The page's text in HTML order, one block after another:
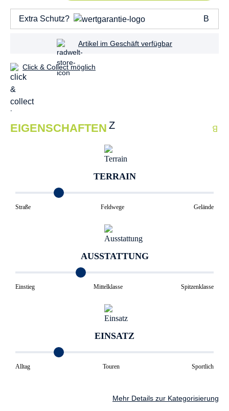
Extra Schutz?
Artikel im Geschäft verfügbar
Click & Collect möglich
EIGENSCHAFTEN
TERRAIN
Straße Feldwege Gelände
AUSSTATTUNG
Einstieg Mittelklasse Spitzenklasse
EINSATZ
Alltag Touren Sportlich
Mehr Details zur Kategorisierung